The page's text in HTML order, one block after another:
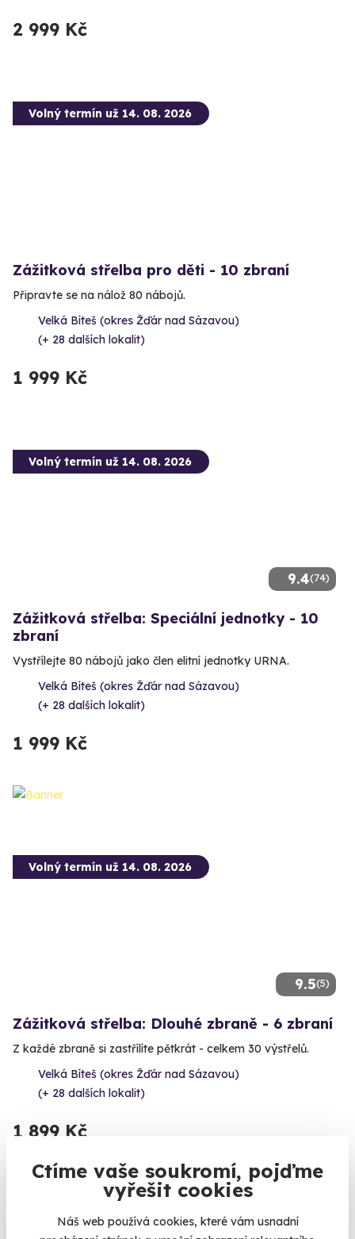
Ctíme vaše soukromí, pojďme
vyřešit cookies
Náš web používá cookies, které vám usnadní
2 999 Kč
Volný termín už 14. 08. 2026
Zážitková střelba pro děti - 10 zbraní
Připravte se na nálož 80 nábojů.
Velká Bíteš (okres Žďár nad Sázavou)
(+ 28 dalších lokalit)
1 999 Kč
9.4(74)
Volný termín už 14. 08. 2026
Zážitková střelba: Speciální jednotky - 10
zbraní
Vystřílejte 80 nábojů jako člen elitní jednotky URNA.
Velká Bíteš (okres Žďár nad Sázavou)
(+ 28 dalších lokalit)
1 999 Kč
9.5(5)
Volný termín už 14. 08. 2026
Zážitková střelba: Dlouhé zbraně - 6 zbraní
Z každé zbraně si zastřílíte pětkrát - celkem 30 výstřelů.
Velká Bíteš (okres Žďár nad Sázavou)
(+ 28 dalších lokalit)
1 899 Kč
Volný termín už 14. 08. 2026